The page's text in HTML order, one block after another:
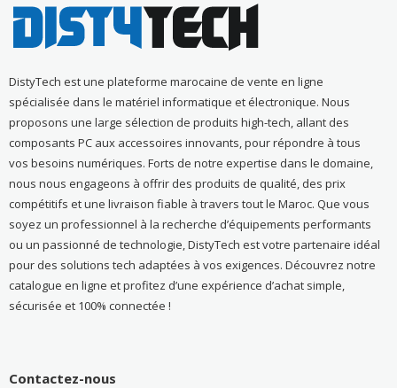
DistyTech est une plateforme marocaine de vente en ligne
spécialisée dans le matériel informatique et électronique. Nous
proposons une large sélection de produits high-tech, allant des
composants PC aux accessoires innovants, pour répondre à tous
vos besoins numériques. Forts de notre expertise dans le domaine,
nous nous engageons à offrir des produits de qualité, des prix
compétitifs et une livraison fiable à travers tout le Maroc. Que vous
soyez un professionnel à la recherche d’équipements performants
ou un passionné de technologie, DistyTech est votre partenaire idéal
pour des solutions tech adaptées à vos exigences. Découvrez notre
catalogue en ligne et profitez d’une expérience d’achat simple,
sécurisée et 100% connectée !
Contactez-nous